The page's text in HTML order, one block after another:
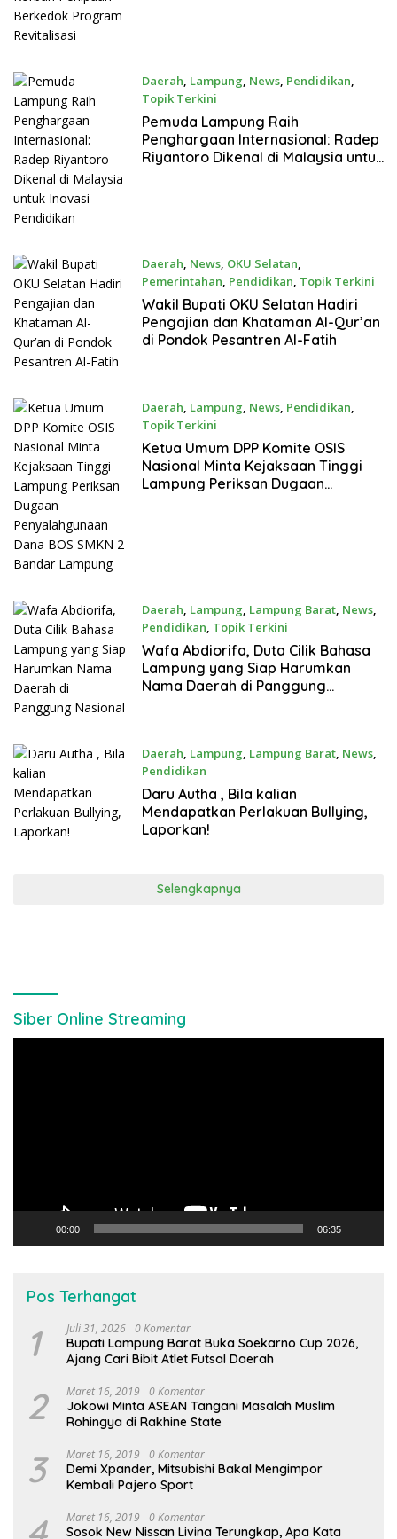
Daerah, Lampung, News, Pendidikan,
Topik Terkini
November 5, 2025
Pemuda Lampung Raih
Penghargaan Internasional: Radep
Riyantoro Dikenal di Malaysia untuk
Daerah, News, OKU Selatan,
Pemerintahan, Pendidikan, Topik Terkini
Oktober 15, 2025
Wakil Bupati OKU Selatan Hadiri
Pengajian dan Khataman Al-Qur’an
di Pondok Pesantren Al-Fatih
Daerah, Lampung, News, Pendidikan,
Topik Terkini
September 11, 2025
Ketua Umum DPP Komite OSIS
Nasional Minta Kejaksaan Tinggi
Lampung Periksan Dugaan
Daerah, Lampung, Lampung Barat, News,
Pendidikan, Topik Terkini
Mei 20, 2025
Wafa Abdiorifa, Duta Cilik Bahasa
Lampung yang Siap Harumkan
Nama Daerah di Panggung
Daerah, Lampung, Lampung Barat, News,
Pendidikan
Mei 19, 2025
Daru Autha , Bila kalian
Mendapatkan Perlakuan Bullying,
Laporkan!
Selengkapnya
Siber Online Streaming
00:00 06:35
Pos Terhangat
1 Juli 31, 2026 0 Komentar
Bupati Lampung Barat Buka Soekarno Cup 2026,
Ajang Cari Bibit Atlet Futsal Daerah
2 Maret 16, 2019 0 Komentar
Jokowi Minta ASEAN Tangani Masalah Muslim
Rohingya di Rakhine State
3 Maret 16, 2019 0 Komentar
Demi Xpander, Mitsubishi Bakal Mengimpor
Kembali Pajero Sport
Maret 16, 2019 0 Komentar
Sosok New Nissan Livina Terungkap, Apa Kata